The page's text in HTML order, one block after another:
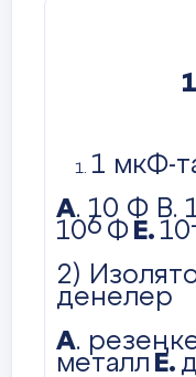
Жүз
1 мкФ-
А. 10 Ф В.
106 Ф Е. 10
2)
денелер
А.
металл Е.